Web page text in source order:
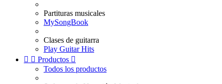
Partituras musicales
MySongBook
Clases de guitarra
Play Guitar Hits
  Productos 
Todos los productos